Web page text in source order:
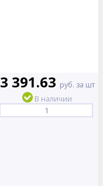
3 391.63 руб. за шт
В наличии